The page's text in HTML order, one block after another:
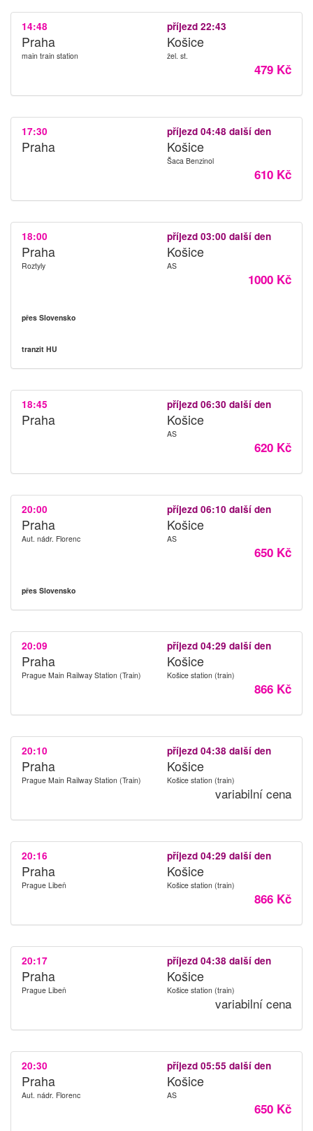
14:48
Praha
main train station
příjezd 22:43
Košice
žel. st.
479 Kč
17:30
Praha
příjezd 04:48 další den
Košice
Šaca Benzinol
610 Kč
18:00
Praha
Roztyly
příjezd 03:00 další den
Košice
AS
1000 Kč
přes Slovensko
tranzit HU
18:45
Praha
příjezd 06:30 další den
Košice
AS
620 Kč
20:00
Praha
Aut. nádr. Florenc
příjezd 06:10 další den
Košice
AS
650 Kč
přes Slovensko
20:09
Praha
Prague Main Railway Station (Train)
příjezd 04:29 další den
Košice
Košice station (train)
866 Kč
20:10
Praha
Prague Main Railway Station (Train)
příjezd 04:38 další den
Košice
Košice station (train)
variabilní cena
20:16
Praha
Prague Libeň
příjezd 04:29 další den
Košice
Košice station (train)
866 Kč
20:17
Praha
Prague Libeň
příjezd 04:38 další den
Košice
Košice station (train)
variabilní cena
20:30
Praha
Aut. nádr. Florenc
příjezd 05:55 další den
Košice
AS
650 Kč